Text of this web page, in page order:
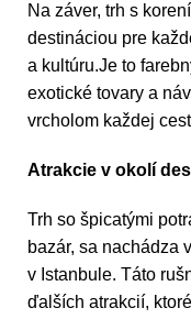
Na záver, trh s
destináciou pre
a kultúru.Je to
exotické tovary a
vrcholom každej
Atrakcie v okolí
Trh so špicatými
bazár, sa nachádza
v Istanbule. Táto
ďalších atrakcií,